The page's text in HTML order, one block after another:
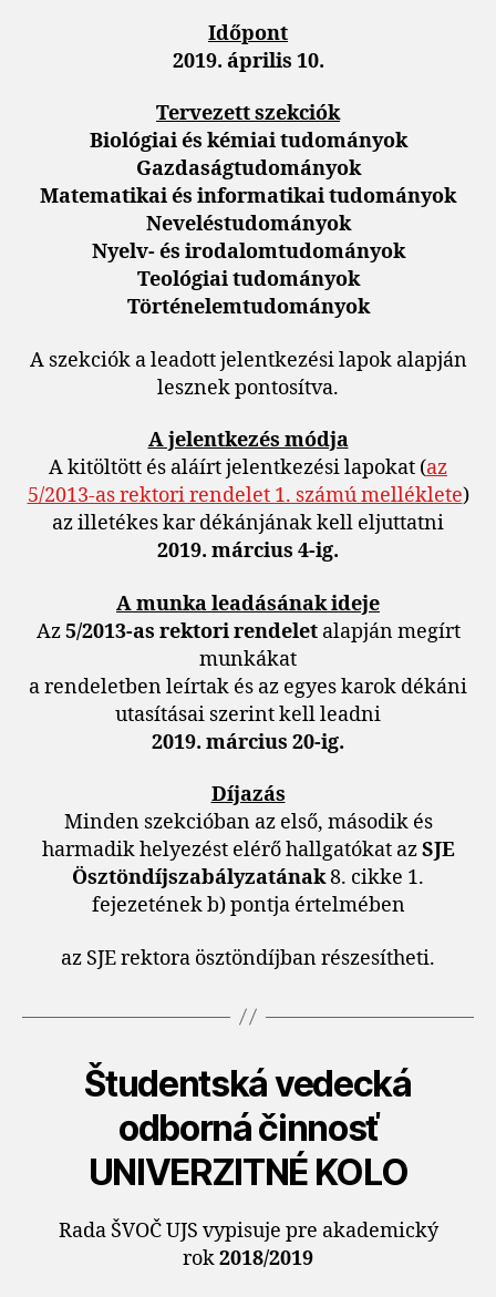
Időpont
2019. április 10.
Tervezett szekciók
Biológiai és kémiai tudományok
Gazdaságtudományok
Matematikai és informatikai tudományok
Neveléstudományok
Nyelv- és irodalomtudományok
Teológiai tudományok
Történelemtudományok
A szekciók a leadott jelentkezési lapok alapján
lesznek pontosítva.
A jelentkezés módja
A kitöltött és aláírt jelentkezési lapokat (az
5/2013-as rektori rendelet 1. számú melléklete)
az illetékes kar dékánjának kell eljuttatni
2019. március 4-ig.
A munka leadásának ideje
Az5/2013-as rektori rendelet alapján megírt
munkákat
a rendeletben leírtak és az egyes karok dékáni
utasításai szerint kell leadni
2019. március 20-ig.
Díjazás
Minden szekcióban az első, második és
harmadik helyezést elérő hallgatókat azSJE
Ösztöndíjszabályzatának8. cikke 1.
fejezetének b) pontja értelmében
az SJE rektora ösztöndíjban részesítheti.
Študentská vedecká
odborná činnosť
UNIVERZITNÉ KOLO
Rada ŠVOČ UJS vypisuje pre akademický
rok2018/2019